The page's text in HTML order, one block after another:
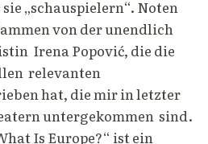
„schauspielern“. Noten
von der unendlich
Irena Popović, die die
relevanten
hat, die mir in letzter
untergekommen sind.
Is Europe?“ ist ein